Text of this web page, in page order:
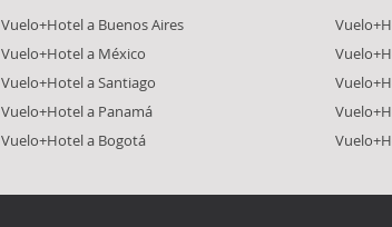
Vuelo+Hotel a Buenos Aires
Vuelo+Hotel a México
Vuelo+Hotel a Santiago
Vuelo+Hotel a Panamá
Vuelo+Hotel a Bogotá